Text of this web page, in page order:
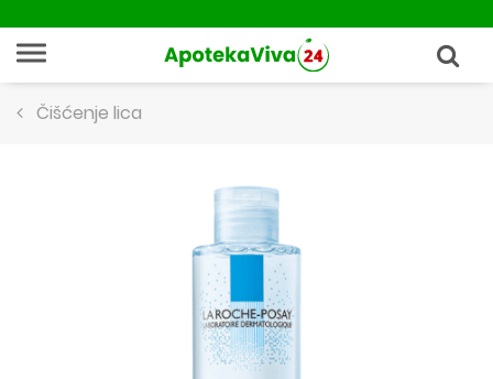
Čišćenje lica